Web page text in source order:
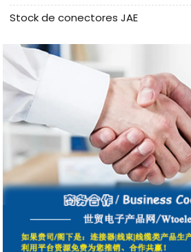
Stock de conectores JAE